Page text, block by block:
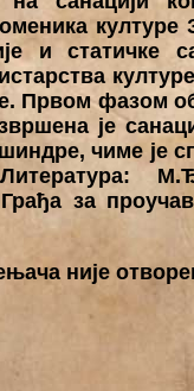
културе
и
Првом фазом
је
чиме је
за
није